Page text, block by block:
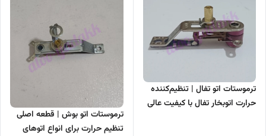
ترموستات اتو تفال | تنظیم‌کننده
حرارت اتوبخار تفال با کیفیت عالی
ترموستات اتو بوش | قطعه اصلی
تنظیم حرارت برای انواع اتوهای